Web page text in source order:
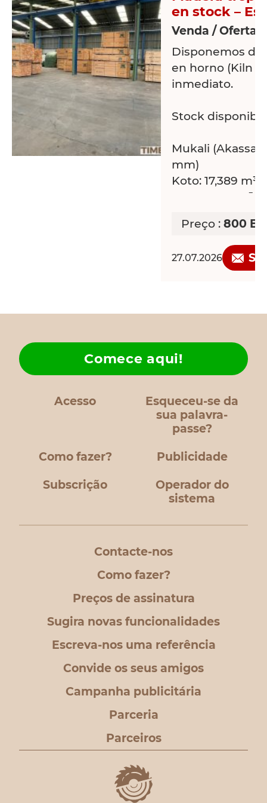
* Espesor 50
* Largo 2.000
Ideal para:
Fabricación de
maciza
Stock
Posibilidad de
de medidas y
en stock –
Venda / Oferta
Disponemos de
en horno (Kiln
inmediato.
Stock
Mukali (Akassa):
mm)
Koto: 17,389 m³
Essa: 4,339 m³
Material
Posibilidad de
completo.
Preço : 800
27.07.2026
Acesso
Esqueceu-se da
sua palavra-
passe?
Como fazer?
Comece aqui!
Publicidade
Subscrição
Operador do
sistema
Contacte-nos
Como fazer?
Preços de assinatura
Sugira novas funcionalidades
Escreva-nos uma referência
Convide os seus amigos
Campanha publicitária
Parceria
Parceiros